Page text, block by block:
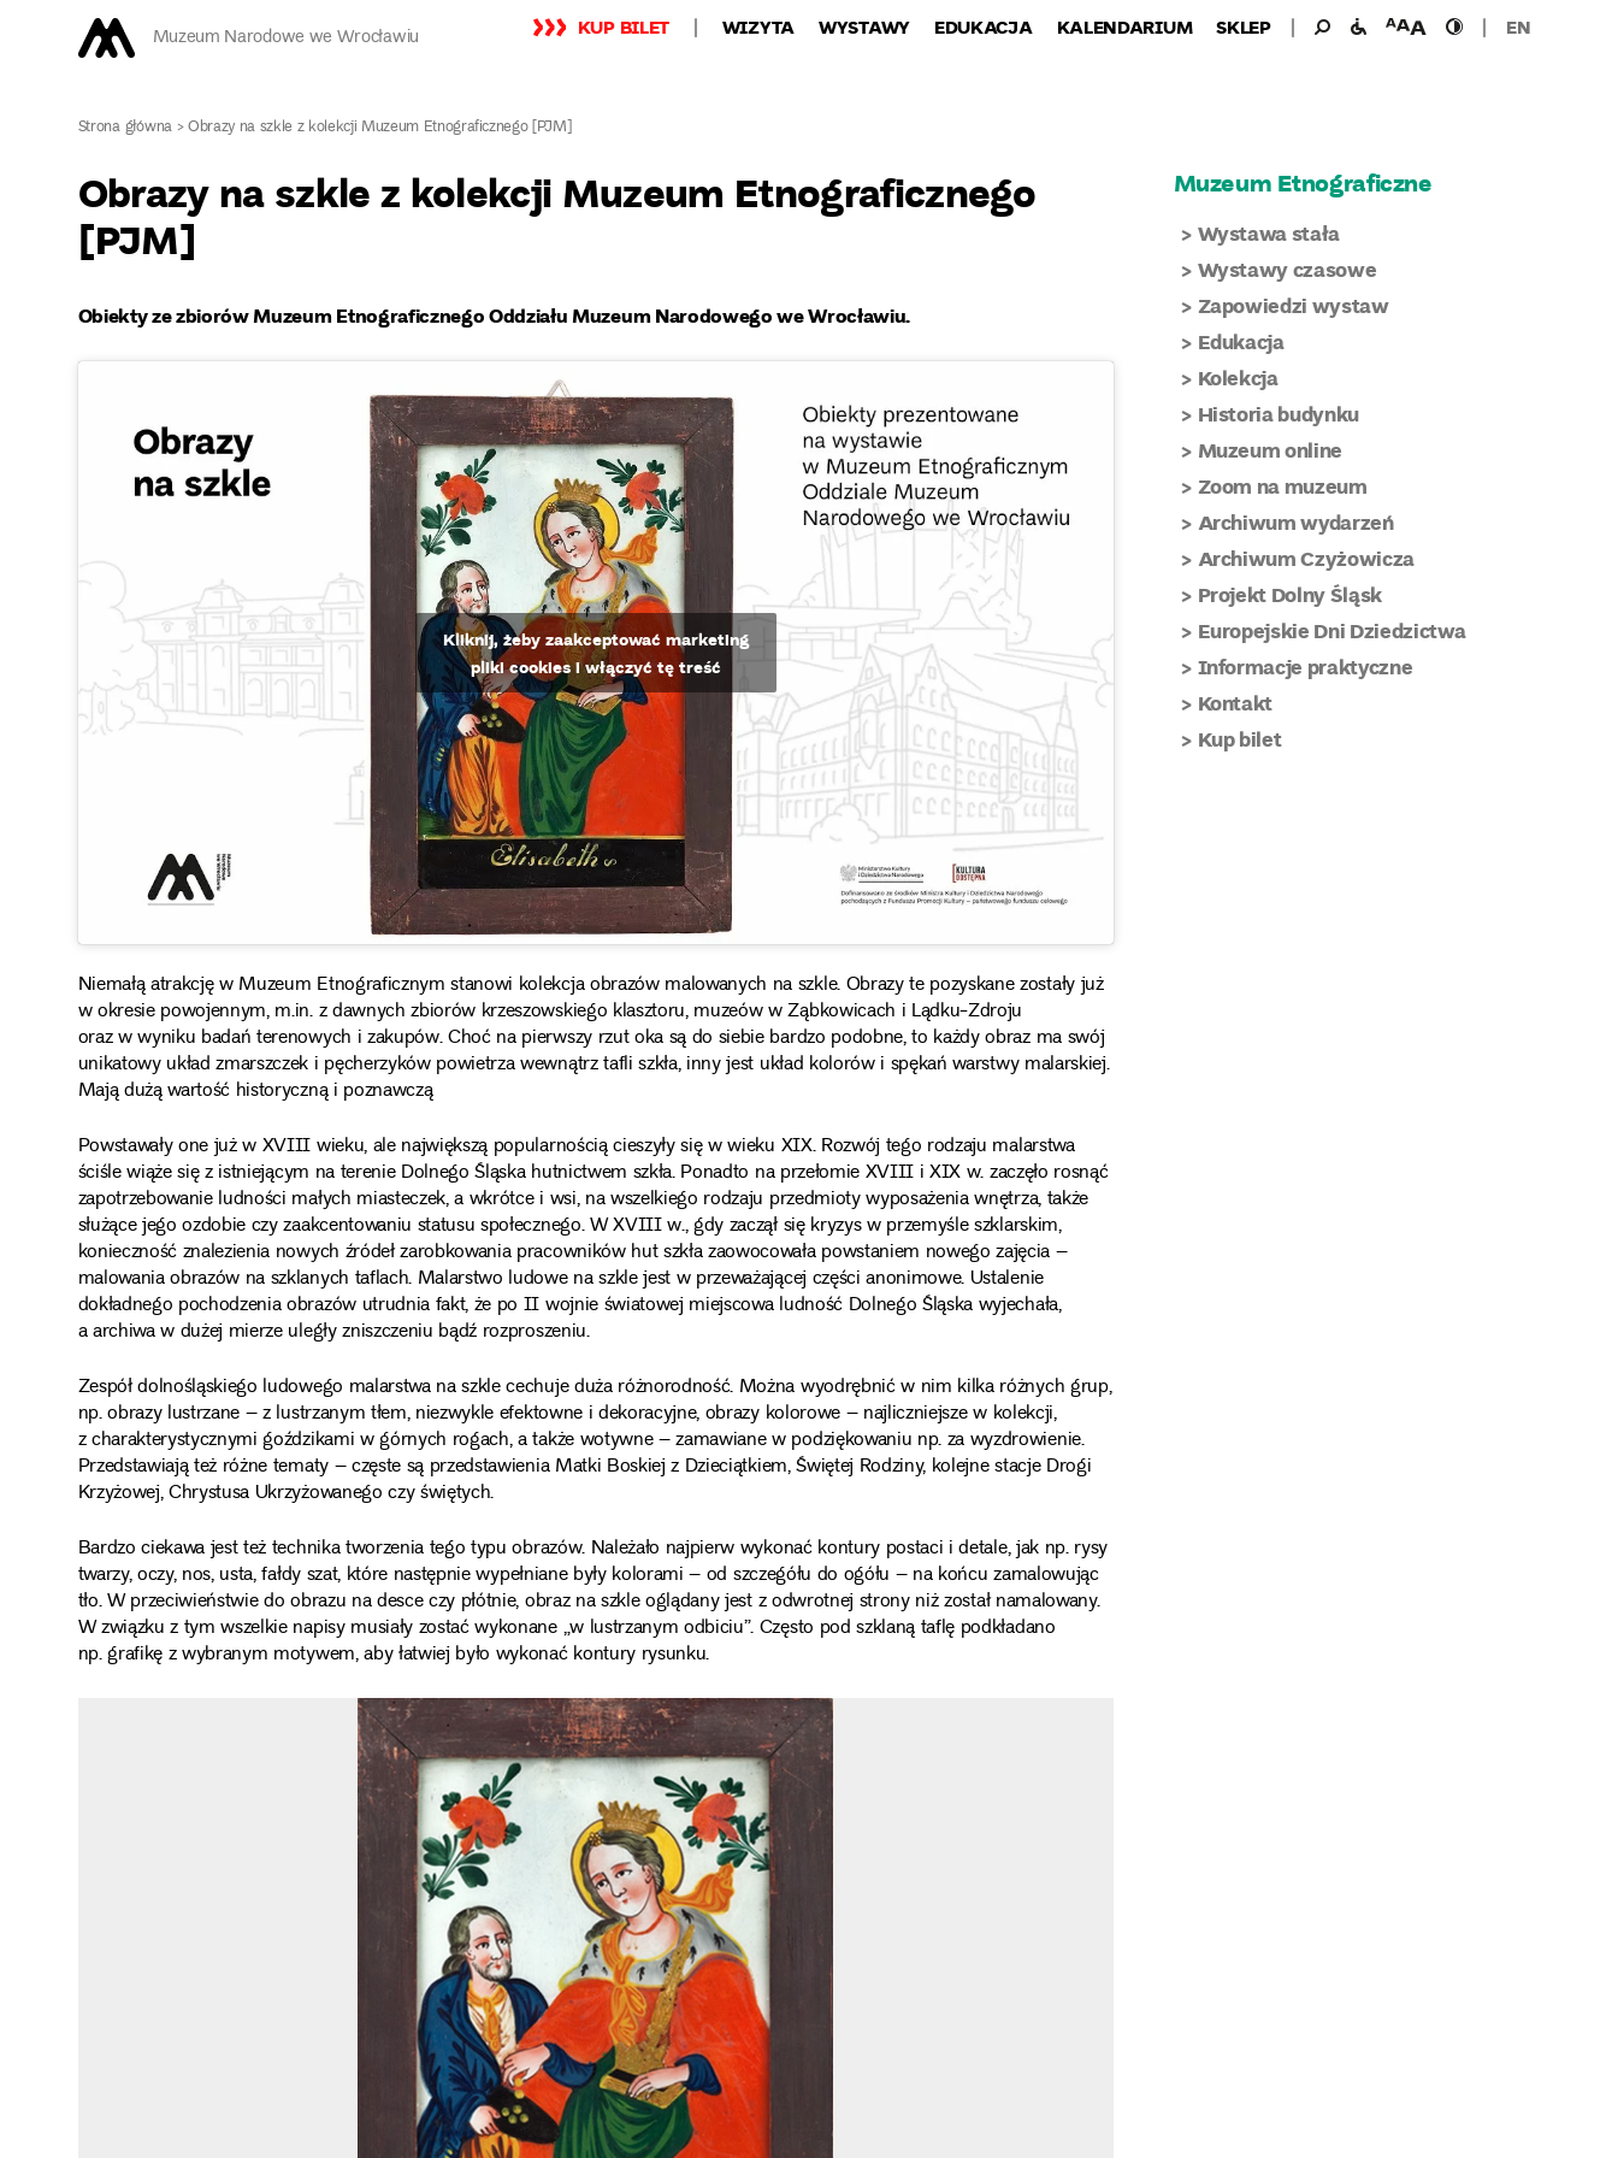
Muzeum Narodowe we Wrocławiu KUP BILET WIZYTA WYSTAWY EDUKACJA KALENDARIUM SKLEP Wyszukaj
Wyszukiwanie
dla:
udogodnieniawielkość
czcionki
wysoki
kontrast
EN
Strona główna>Obrazy na szkle z kolekcji Muzeum Etnograficznego [PJM]
Obrazy na szkle z kolekcji Muzeum Etnograficznego
[PJM]
Obiekty ze zbiorów Muzeum Etnograficznego Oddziału Muzeum Narodowego we Wrocławiu.
Kliknij, żeby zaakceptować marketing
pliki cookies i włączyć tę treść
Niemałą atrakcję w Muzeum Etnograficznym stanowi kolekcja obrazów malowanych na szkle. Obrazy te pozyskane zostały już
w okresie powojennym, m.in. z dawnych zbiorów krzeszowskiego klasztoru, muzeów w Ząbkowicach i Lądku-Zdroju
oraz w wyniku badań terenowych i zakupów. Choć na pierwszy rzut oka są do siebie bardzo podobne, to każdy obraz ma swój
unikatowy układ zmarszczek i pęcherzyków powietrza wewnątrz tafli szkła, inny jest układ kolorów i spękań warstwy malarskiej.
Mają dużą wartość historyczną i poznawczą
Powstawały one już w XVIII wieku, ale największą popularnością cieszyły się w wieku XIX. Rozwój tego rodzaju malarstwa
ściśle wiąże się z istniejącym na terenie Dolnego Śląska hutnictwem szkła. Ponadto na przełomie XVIII i XIX w. zaczęło rosnąć
zapotrzebowanie ludności małych miasteczek, a wkrótce i wsi, na wszelkiego rodzaju przedmioty wyposażenia wnętrza, także
służące jego ozdobie czy zaakcentowaniu statusu społecznego. W XVIII w., gdy zaczął się kryzys w przemyśle szklarskim,
konieczność znalezienia nowych źródeł zarobkowania pracowników hut szkła zaowocowała powstaniem nowego zajęcia –
malowania obrazów na szklanych taflach. Malarstwo ludowe na szkle jest w przeważającej części anonimowe. Ustalenie
dokładnego pochodzenia obrazów utrudnia fakt, że po II wojnie światowej miejscowa ludność Dolnego Śląska wyjechała,
a archiwa w dużej mierze uległy zniszczeniu bądź rozproszeniu.
Zespół dolnośląskiego ludowego malarstwa na szkle cechuje duża różnorodność. Można wyodrębnić w nim kilka różnych grup,
np. obrazy lustrzane – z lustrzanym tłem, niezwykle efektowne i dekoracyjne, obrazy kolorowe – najliczniejsze w kolekcji,
z charakterystycznymi goździkami w górnych rogach, a także wotywne – zamawiane w podziękowaniu np. za wyzdrowienie.
Przedstawiają też różne tematy – częste są przedstawienia Matki Boskiej z Dzieciątkiem, Świętej Rodziny, kolejne stacje Drogi
Krzyżowej, Chrystusa Ukrzyżowanego czy świętych.
Bardzo ciekawa jest też technika tworzenia tego typu obrazów. Należało najpierw wykonać kontury postaci i detale, jak np. rysy
twarzy, oczy, nos, usta, fałdy szat, które następnie wypełniane były kolorami – od szczegółu do ogółu – na końcu zamalowując
tło. W przeciwieństwie do obrazu na desce czy płótnie, obraz na szkle oglądany jest z odwrotnej strony niż został namalowany.
W związku z tym wszelkie napisy musiały zostać wykonane „w lustrzanym odbiciu”. Często pod szklaną taflę podkładano
np. grafikę z wybranym motywem, aby łatwiej było wykonać kontury rysunku.
Muzeum Etnograficzne
Wystawa stała
Wystawy czasowe
Zapowiedzi wystaw
Edukacja
Kolekcja
Historia budynku
Muzeum online
Zoom na muzeum
Archiwum wydarzeń
Archiwum Czyżowicza
Projekt Dolny Śląsk
Europejskie Dni Dziedzictwa
Informacje praktyczne
Kontakt
Kup bilet